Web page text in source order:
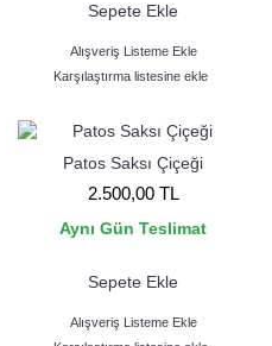
Sepete Ekle
Alışveriş Listeme Ekle
Karşılaştırma listesine ekle
Patos Saksı Çiçeği
2.500,00 TL
Aynı Gün Teslimat
Sepete Ekle
Alışveriş Listeme Ekle